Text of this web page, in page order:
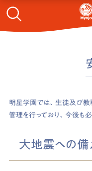
明星学園では、生徒及び教
管理を行っており、今後も
大地震への備